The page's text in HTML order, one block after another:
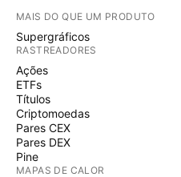
MAIS DO QUE UM PRODUTO
Supergráficos
RASTREADORES
Ações
ETFs
Títulos
Criptomoedas
Pares CEX
Pares DEX
Pine
MAPAS DE CALOR